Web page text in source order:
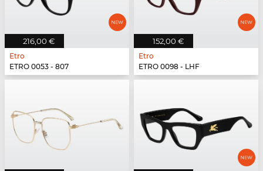
216,00 €
Etro
ETRO 0053 - 807
152,00 €
Etro
ETRO 0098 - LHF